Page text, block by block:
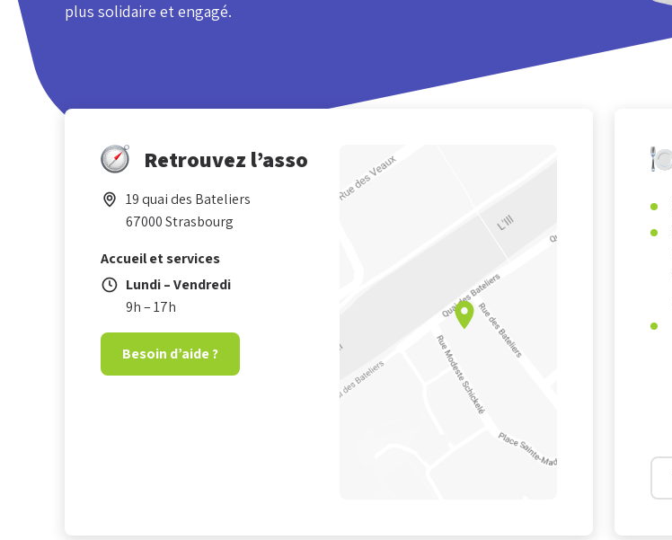
plus solidaire et engagé.
Retrouvez l’asso
19 quai des Bateliers
67000 Strasbourg
Accueil et services
Lundi – Vendredi
9h – 17h
Besoin d’aide ?